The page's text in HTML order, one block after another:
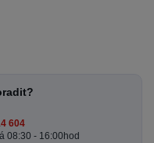
604
08:30 - 16:00hod